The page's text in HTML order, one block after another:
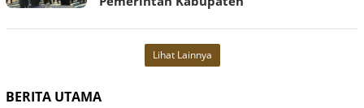
Lihat Lainnya
BERITA UTAMA